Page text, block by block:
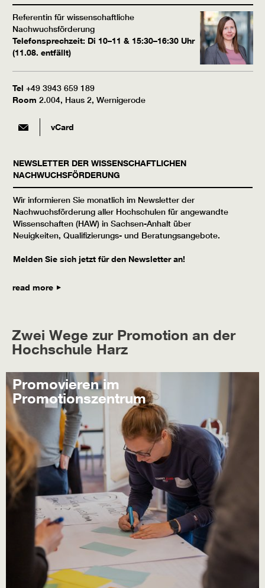
Referentin für wissenschaftliche
Nachwuchsförderung
Telefonsprechzeit: Di 10–11 & 15:30–16:30 Uhr
(11.08. entfällt)
Tel +49 3943 659 189
Room 2.004, Haus 2, Wernigerode
vCard
NEWSLETTER DER WISSENSCHAFTLICHEN
NACHWUCHSFÖRDERUNG
Wir informieren Sie monatlich im Newsletter der
Nachwuchsförderung aller Hochschulen für angewandte
Wissenschaften (HAW) in Sachsen-Anhalt über
Neuigkeiten, Qualifizierungs- und Beratungsangebote.
Melden Sie sich jetzt für den Newsletter an!
read more
Zwei Wege zur Promotion an der
Hochschule Harz
Promovieren im
Promotionszentrum